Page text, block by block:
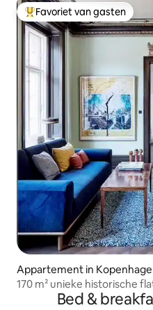
Topfavoriet van gasten
Favoriet van gasten
Appartement in
170 m² unieke historische
NorrebroBed &